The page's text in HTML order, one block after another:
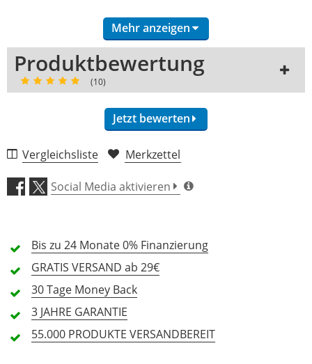
Ja
Mehr anzeigen
Produktbewertung
(10)
Jetzt bewerten
Verarbeitung (5,0)
Preis/Leistung (4,6)
10 Rezensionen
5 Sterne
4 Sterne
3 Sterne
Vergleichsliste Merkzettel
Social Media aktivieren
Bis zu 24 Monate0% Finanzierung
GRATIS VERSAND ab 29€
30 Tage Money Back
3 JAHRE GARANTIE
55.000 PRODUKTE VERSANDBEREIT